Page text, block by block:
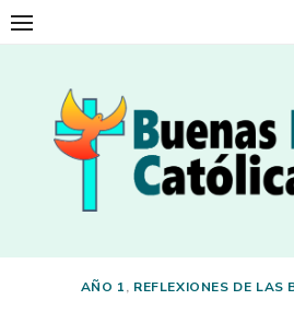
Skip
to
AÑO 1, REFLEXIONES DE LAS